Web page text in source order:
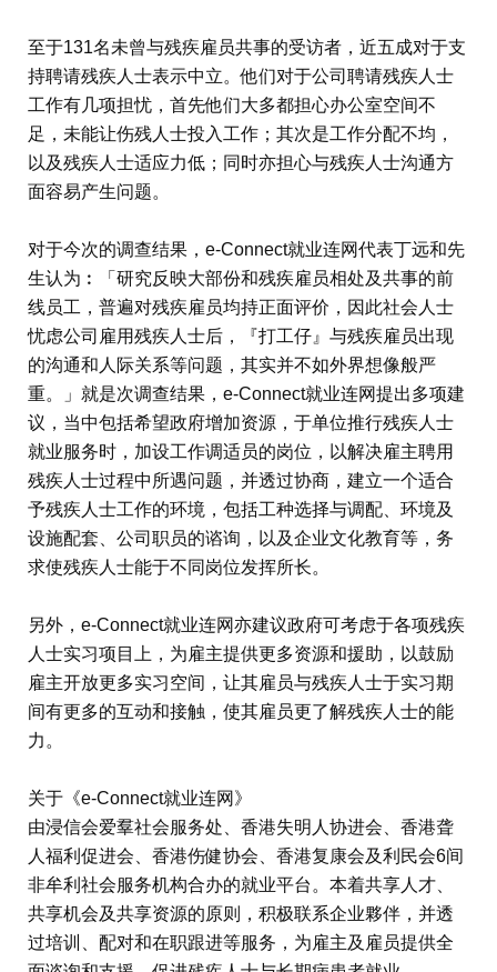
至于131名未曾与残疾雇员共事的受访者，近五成对于支
持聘请残疾人士表示中立。他们对于公司聘请残疾人士
工作有几项担忧，首先他们大多都担心办公室空间不
足，未能让伤残人士投入工作；其次是工作分配不均，
以及残疾人士适应力低；同时亦担心与残疾人士沟通方
面容易产生问题。
对于今次的调查结果，e-Connect就业连网代表丁远和先
生认为︰「研究反映大部份和残疾雇员相处及共事的前
线员工，普遍对残疾雇员均持正面评价，因此社会人士
忧虑公司雇用残疾人士后，『打工仔』与残疾雇员出现
的沟通和人际关系等问题，其实并不如外界想像般严
重。」就是次调查结果，e-Connect就业连网提出多项建
议，当中包括希望政府增加资源，于单位推行残疾人士
就业服务时，加设工作调适员的岗位，以解决雇主聘用
残疾人士过程中所遇问题，并透过协商，建立一个适合
予残疾人士工作的环境，包括工种选择与调配、环境及
设施配套、公司职员的谘询，以及企业文化教育等，务
求使残疾人士能于不同岗位发挥所长。
另外，e-Connect就业连网亦建议政府可考虑于各项残疾
人士实习项目上，为雇主提供更多资源和援助，以鼓励
雇主开放更多实习空间，让其雇员与残疾人士于实习期
间有更多的互动和接触，使其雇员更了解残疾人士的能
力。
关于《e-Connect就业连网》
由浸信会爱羣社会服务处、香港失明人协进会、香港聋
人福利促进会、香港伤健协会、香港复康会及利民会6间
非牟利社会服务机构合办的就业平台。本着共享人才、
共享机会及共享资源的原则，积极联系企业夥伴，并透
过培训、配对和在职跟进等服务，为雇主及雇员提供全